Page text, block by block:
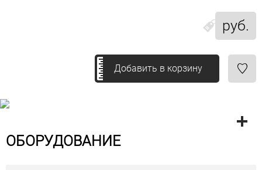
руб.
Добавить в корзину
ОБОРУДОВАНИЕ